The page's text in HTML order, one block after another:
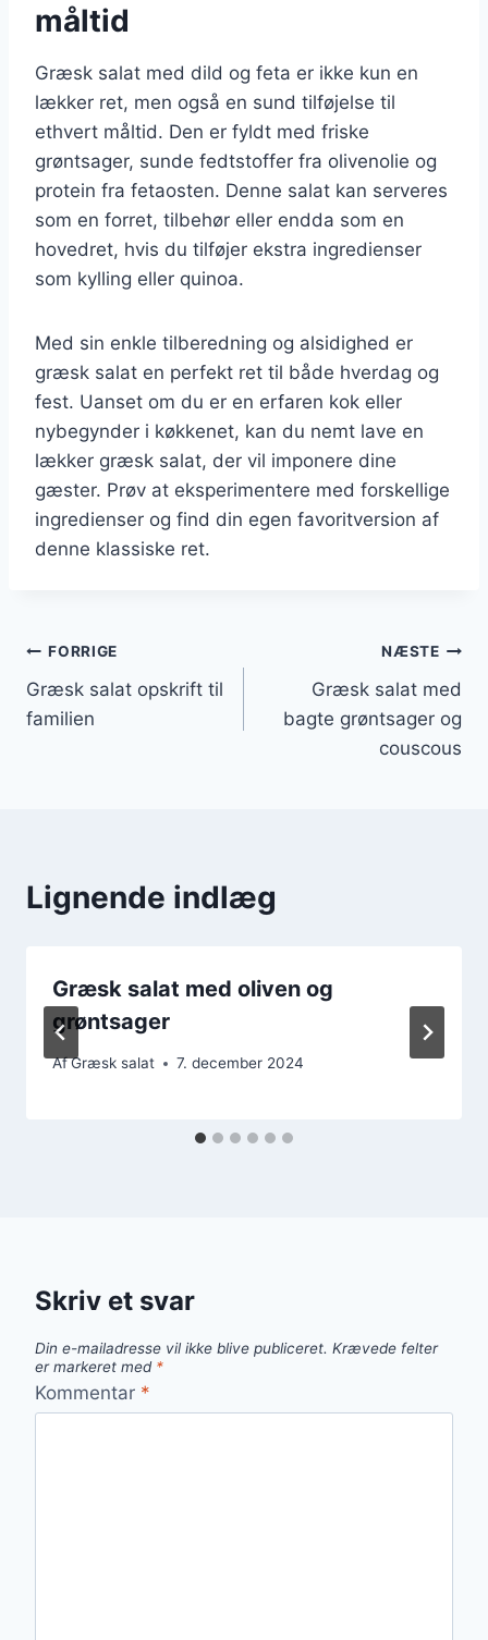
måltid
Græsk salat med dild og feta er ikke kun en
lækker ret, men også en sund tilføjelse til
ethvert måltid. Den er fyldt med friske
grøntsager, sunde fedtstoffer fra olivenolie og
protein fra fetaosten. Denne salat kan serveres
som en forret, tilbehør eller endda som en
hovedret, hvis du tilføjer ekstra ingredienser
som kylling eller quinoa.
Med sin enkle tilberedning og alsidighed er
græsk salat en perfekt ret til både hverdag og
fest. Uanset om du er en erfaren kok eller
nybegynder i køkkenet, kan du nemt lave en
lækker græsk salat, der vil imponere dine
gæster. Prøv at eksperimentere med forskellige
ingredienser og find din egen favoritversion af
denne klassiske ret.
Indlægsnavigation
FORRIGE
Græsk salat opskrift til
familien
NÆSTE
Græsk salat med
bagte grøntsager og
couscous
Lignende indlæg
Græsk salat med oliven og
grøntsager
AfGræsk salat 7. december 2024
Skriv et svar
Din e-mailadresse vil ikke blive publiceret. Krævede felter
er markeret med *
Kommentar *